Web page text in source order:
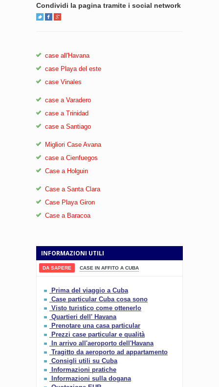
Condividi la pagina tramite i social network
case all'Havana
case Playa del este
case Vinales
case a Varadero
case a Trinidad
case a Santiago
Migliori Case Avana
case a Cienfuegos
Case a Holguin
Case a Santa Clara
Case Playa Giron
Case a Baracoa
INFORMAZIONI UTILI
DA SAPERE CASE IN AFFITO A CUBA
Prima del viaggio a Cuba
Case particular Cuba cosa sono
Visto turistico come ottenerlo
Quartieri dell' Havana
Prenotare una casa particular
Prezzi case particular e qualità
In arrivo all'aeroporto dell'Havana
Tragitto da aeroporto ad appartamento
Consigli utili su Cuba
Informazioni pratiche
Informazioni sulla dogana